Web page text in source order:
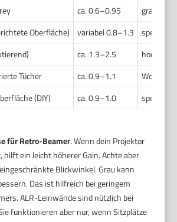
ca. 0.6–0.95
graue
Oberfläche)
variabel 0.8–1.3
spezielle
ca. 1.3–2.5
Tücher
ca. 0.9–1.1
Woven-
(DIY)
ca. 0.9–1.0 spezielle
für Retro-Beamer. Wenn dein Projektor
ein leicht höherer Gain. Achte aber
Blickwinkel. Grau kann
Das ist hilfreich bei geringem
ALR-Leinwände sind nützlich bei
funktionieren aber nur, wenn Sitzplätze